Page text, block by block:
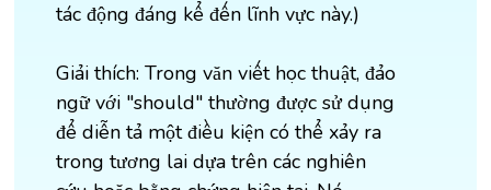
tác động đáng kể đến lĩnh vực này.)
Giải thích: Trong văn viết học thuật, đảo
ngữ với "should" thường được sử dụng
để diễn tả một điều kiện có thể xảy ra
trong tương lai dựa trên các nghiên